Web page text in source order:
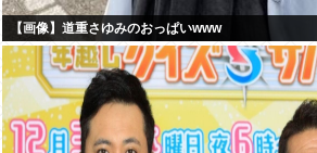
【画像】道重さゆみのおっぱいwww